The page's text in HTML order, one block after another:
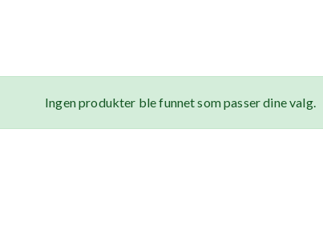
Ingen produkter ble funnet som passer dine valg.